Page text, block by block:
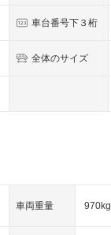
車台番号下３桁
全体のサイズ
車両重量 970kg